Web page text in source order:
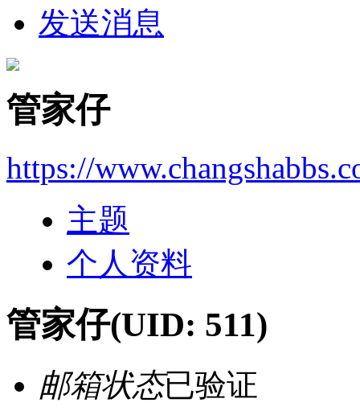
发送消息
管家仔
https://
主题
个人资料
管家仔(UID: 511)
邮箱状态已验证